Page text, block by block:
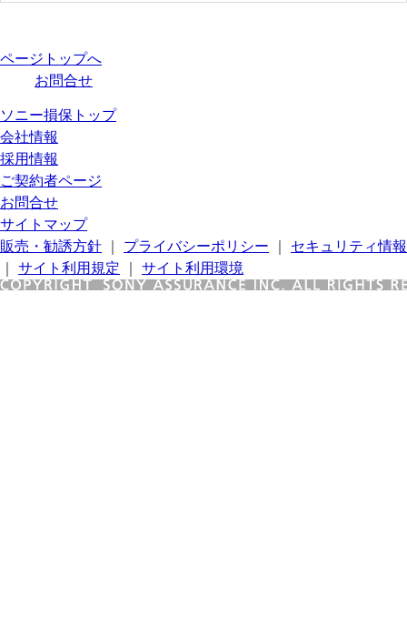
ページトップへ
お問合せ
ソニー損保トップ
会社情報
採用情報
ご契約者ページ
お問合せ
サイトマップ
販売・勧誘方針
プライバシーポリシー
セキュリティ情報
サイト利用規定 サイト利用環境